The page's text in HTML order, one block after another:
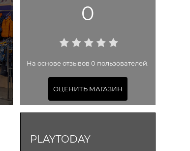
0
На основе отзывов 0 пользователей.
ОЦЕНИТЬ МАГАЗИН
PLAYTODAY